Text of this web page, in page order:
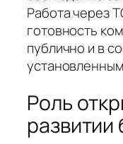
Работа через
готовность
публично и в
Роль
развитии